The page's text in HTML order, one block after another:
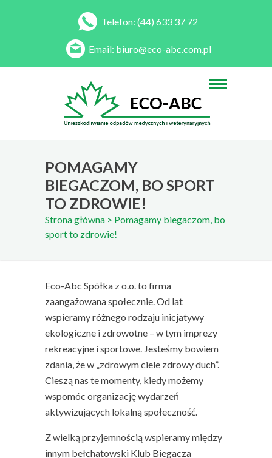
Telefon: (44) 633 37 72
Email: biuro@eco-abc.com.pl
POMAGAMY
BIEGACZOM, BO SPORT
TO ZDROWIE!
Strona główna > Pomagamy biegaczom, bo
sport to zdrowie!
Eco-Abc Spółka z o.o. to firma
zaangażowana społecznie. Od lat
wspieramy różnego rodzaju inicjatywy
ekologiczne i zdrowotne – w tym imprezy
rekreacyjne i sportowe. Jesteśmy bowiem
zdania, że w „zdrowym ciele zdrowy duch”.
Cieszą nas te momenty, kiedy możemy
wspomóc organizację wydarzeń
aktywizujących lokalną społeczność.
Z wielką przyjemnością wspieramy między
innym bełchatowski Klub Biegacza